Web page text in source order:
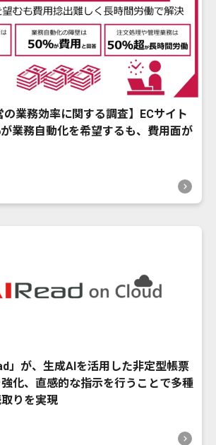
の業務効率に関する調査】ECサイト
業務自動化を希望するも、費用面が
」が、生成AIを活用した非定型帳票
化、直感的な指示を行うことで多種
りを実現